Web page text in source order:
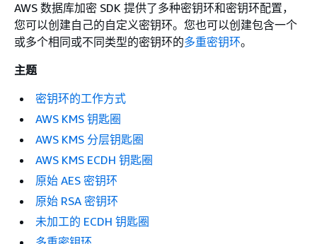
AWS 数据库加密 SDK 提供了多种密钥环和密钥环配置，
您可以创建自己的自定义密钥环。您也可以创建包含一个
或多个相同或不同类型的密钥环的多重密钥环。
主题
密钥环的工作方式
AWS KMS 钥匙圈
AWS KMS 分层钥匙圈
AWS KMS ECDH 钥匙圈
原始 AES 密钥环
原始 RSA 密钥环
未加工的 ECDH 钥匙圈